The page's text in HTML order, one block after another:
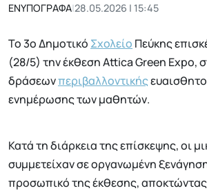
ΕΝΥΠΟΓΡΑΦΑ|28.05.2026 | 15:45
Το 3ο Δημοτικό Σχολείο Πεύκης
(28/5) την έκθεση Attica Green Expo,
δράσεωνπεριβαλλοντικής
ενημέρωσης των μαθητών.
Κατά τη διάρκεια της επίσκεψης, οι
συμμετείχαν σε οργανωμένη
προσωπικό της έκθεσης,